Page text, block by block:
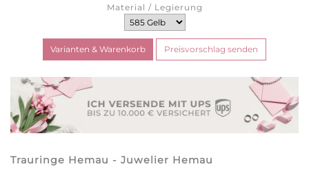
Material / Legierung
Trauringe Hemau - Juwelier Hemau